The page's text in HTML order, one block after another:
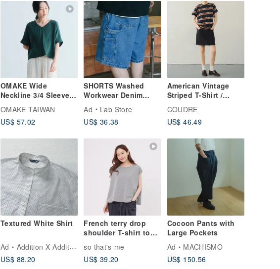
OMAKE Wide
Neckline 3/4 Sleeve
Top / Double Gauze
Forest Green
OMAKE TAIWAN
US$ 57.02
SHORTS Washed
Workwear Denim
Shorts: Japanese
Trendy American
Retro Multi-Pocket
Casual Pants
Ad
Lab Store
US$ 36.38
American Vintage
Striped T-Shirt /
Cityboy Cotton Short
Sleeve / Youthful
Crew Neck Top
COUDRE
US$ 46.49
Textured White Shirt
Ad
Addition X Addition
US$ 88.20
French terry drop
shoulder T-shirt top /
Grey
so that's me
US$ 39.20
Cocoon Pants with
Large Pockets
Ad
MACHISMO
US$ 150.56